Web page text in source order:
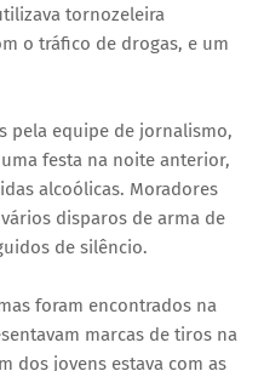
tornozeleira
o tráfico de drogas, e um
pela equipe de jornalismo,
festa na noite anterior,
alcoólicas. Moradores
disparos de arma de
de silêncio.
foram encontrados na
marcas de tiros na
dos jovens estava com as